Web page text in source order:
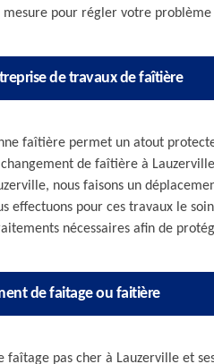
mesure pour régler votre
de travaux de faîtière
faîtière permet un atout
de faîtière à
nous faisons un
effectuons pour ces travaux le
nécessaires afin de
de faitage ou faitière
faîtage pas cher à Lauzerville et